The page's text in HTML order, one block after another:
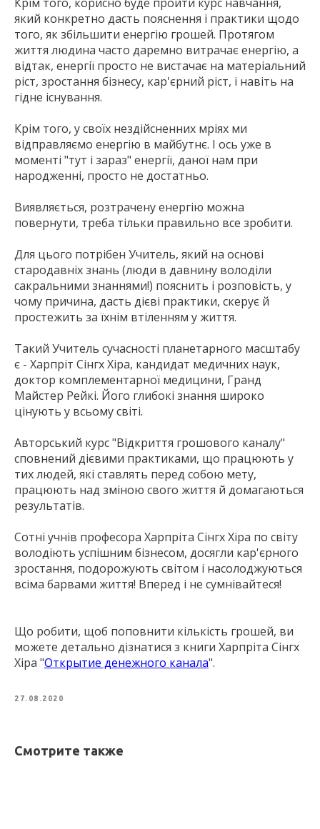
який конкретно дасть пояснення і практики щодо
того, як збільшити енергію грошей. Протягом
життя людина часто даремно витрачає енергію, а
відтак, енергії просто не вистачає на матеріальний
ріст, зростання бізнесу, кар'єрний ріст, і навіть на
гідне існування.
Крім того, у своїх нездійсненних мріях ми
відправляємо енергію в майбутнє. І ось уже в
моменті "тут і зараз" енергії, даної нам при
народженні, просто не достатньо.
Виявляється, розтрачену енергію можна
повернути, треба тільки правильно все зробити.
Для цього потрібен Учитель, який на основі
стародавніх знань (люди в давнину володіли
сакральними знаннями!) пояснить і розповість, у
чому причина, дасть дієві практики, скерує й
простежить за їхнім втіленням у життя.
Такий Учитель сучасності планетарного масштабу
є - Харпріт Сінгх Хіра, кандидат медичних наук,
доктор комплементарної медицини, Гранд
Майстер Рейкі. Його глибокі знання широко
цінують у всьому світі.
Авторський курс "Відкриття грошового каналу"
сповнений дієвими практиками, що працюють у
тих людей, які ставлять перед собою мету,
працюють над зміною свого життя й домагаються
результатів.
Сотні учнів професора Харпріта Сінгх Хіра по світу
володіють успішним бізнесом, досягли кар'єрного
зростання, подорожують світом і насолоджуються
всіма барвами життя! Вперед і не сумнівайтеся!
Що робити, щоб поповнити кількість грошей, ви
можете детально дізнатися з книги Харпріта Сінгх
Хіра "Открытие денежного канала".
27.08.2020
Смотрите также